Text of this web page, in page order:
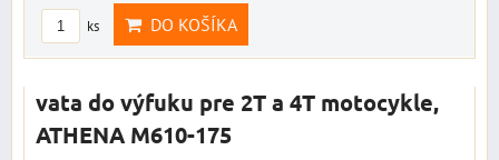
ks DO KOŠÍKA
vata do výfuku pre 2T a 4T motocykle,
ATHENA M610-175